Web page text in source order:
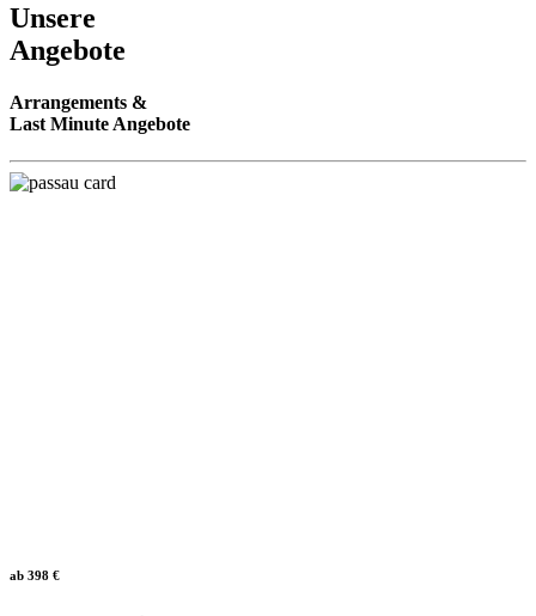
Unsere
Angebote
Arrangements &
Last Minute Angebote
ab 398 €